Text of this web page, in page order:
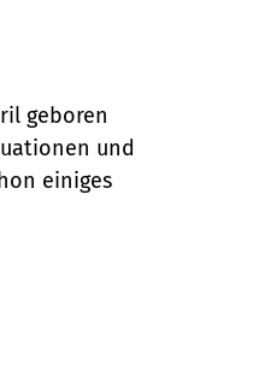
geboren
und
einiges